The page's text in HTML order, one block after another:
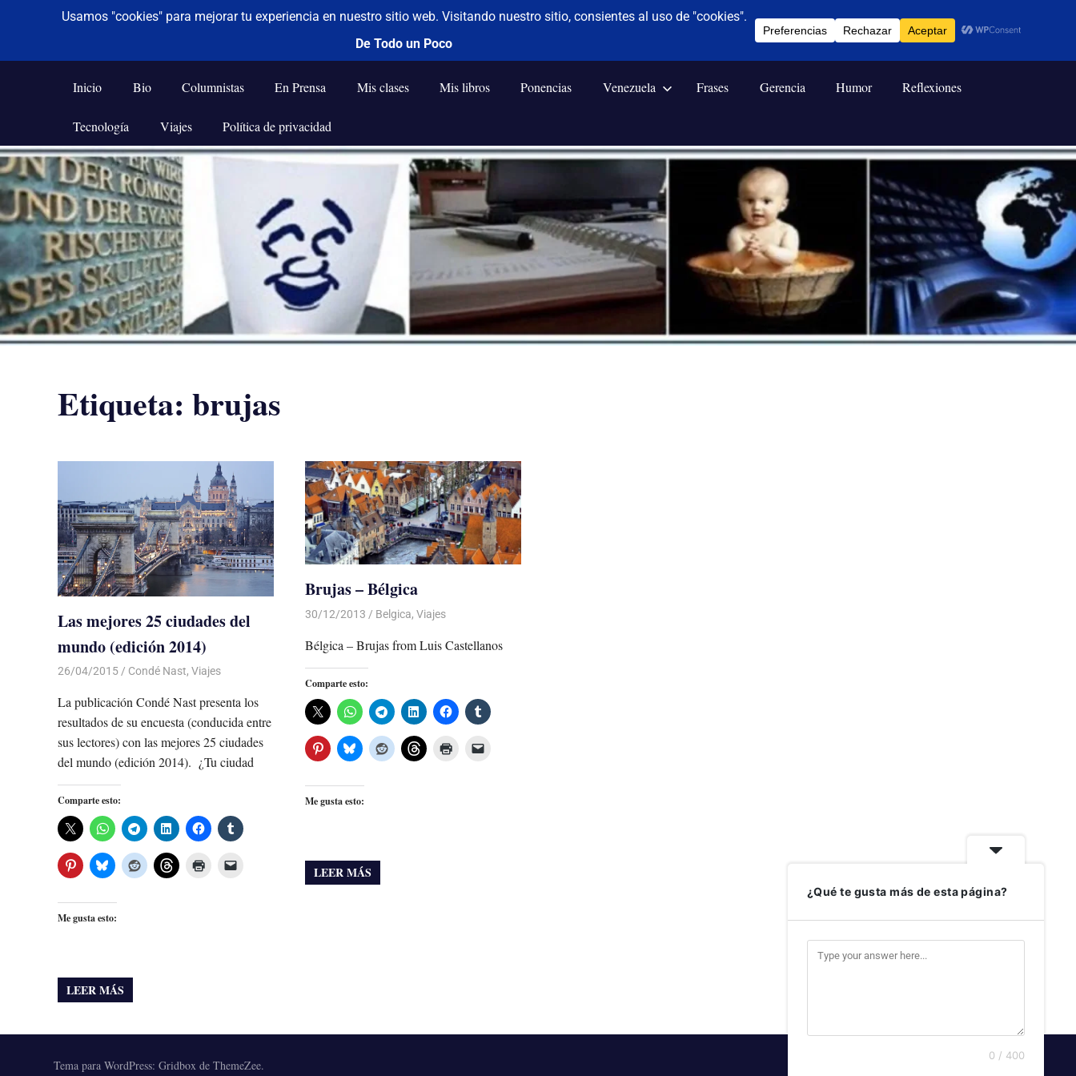
Saltar
al
contenido
De todo un poco
Frases,
Humor,
Tecnología
y
Viajes
Inicio Bio Columnistas En Prensa Mis clases Mis libros Ponencias Venezuela Frases Gerencia Humor Reflexiones
Tecnología Viajes Política de privacidad
Etiqueta: brujas
Las mejores 25 ciudades del
mundo (edición 2014)
26/04/2015 Luis Castellanos
Condé Nast, Viajes
La publicación Condé Nast presenta los
resultados de su encuesta (conducida entre
sus lectores) con las mejores 25 ciudades
del mundo (edición 2014). ¿Tu ciudad
Comparte esto:
Me gusta esto:
LEER MÁS
Brujas – Bélgica
30/12/2013 Luis Castellanos
Belgica, Viajes
Bélgica – Brujas from Luis Castellanos
Comparte esto:
Me gusta esto:
LEER MÁS
Tema para WordPress: Gridbox de ThemeZee.
¿Qué te gusta más de esta página?
0 / 400